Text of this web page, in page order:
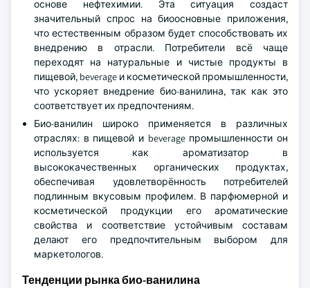
основе нефтехимии. Эта ситуация создаст
значительный спрос на биоосновные приложения,
что естественным образом будет способствовать их
внедрению в отрасли. Потребители всё чаще
переходят на натуральные и чистые продукты в
пищевой, beverage и косметической промышленности,
что ускоряет внедрение био-ванилина, так как это
соответствует их предпочтениям.
Био-ванилин широко применяется в различных
отраслях: в пищевой и beverage промышленности он
используется как ароматизатор в
высококачественных органических продуктах,
обеспечивая удовлетворённость потребителей
подлинным вкусовым профилем. В парфюмерной и
косметической продукции его ароматические
свойства и соответствие устойчивым составам
делают его предпочтительным выбором для
маркетологов.
Тенденции рынка био-ванилина